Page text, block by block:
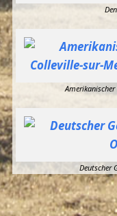
Deutscher